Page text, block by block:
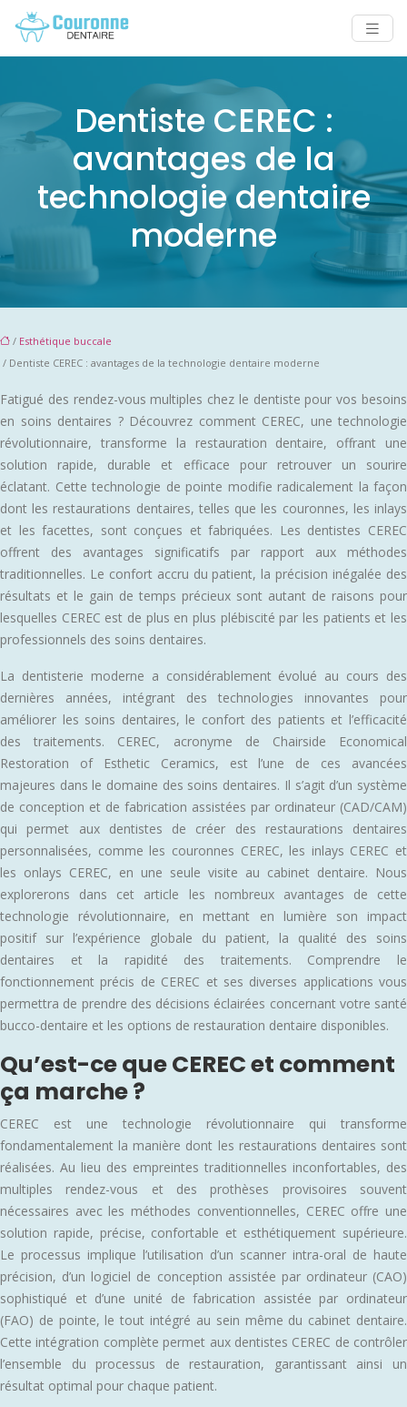
Dentiste CEREC :
avantages de la
technologie dentaire
moderne
/ Esthétique buccale
/ Dentiste CEREC : avantages de la technologie dentaire moderne
Fatigué des rendez-vous multiples chez le dentiste pour vos besoins
en soins dentaires ? Découvrez comment CEREC, une technologie
révolutionnaire, transforme la restauration dentaire, offrant une
solution rapide, durable et efficace pour retrouver un sourire
éclatant. Cette technologie de pointe modifie radicalement la façon
dont les restaurations dentaires, telles que les couronnes, les inlays
et les facettes, sont conçues et fabriquées. Les dentistes CEREC
offrent des avantages significatifs par rapport aux méthodes
traditionnelles. Le confort accru du patient, la précision inégalée des
résultats et le gain de temps précieux sont autant de raisons pour
lesquelles CEREC est de plus en plus plébiscité par les patients et les
professionnels des soins dentaires.
La dentisterie moderne a considérablement évolué au cours des
dernières années, intégrant des technologies innovantes pour
améliorer les soins dentaires, le confort des patients et l’efficacité
des traitements. CEREC, acronyme de Chairside Economical
Restoration of Esthetic Ceramics, est l’une de ces avancées
majeures dans le domaine des soins dentaires. Il s’agit d’un système
de conception et de fabrication assistées par ordinateur (CAD/CAM)
qui permet aux dentistes de créer des restaurations dentaires
personnalisées, comme les couronnes CEREC, les inlays CEREC et
les onlays CEREC, en une seule visite au cabinet dentaire. Nous
explorerons dans cet article les nombreux avantages de cette
technologie révolutionnaire, en mettant en lumière son impact
positif sur l’expérience globale du patient, la qualité des soins
dentaires et la rapidité des traitements. Comprendre le
fonctionnement précis de CEREC et ses diverses applications vous
permettra de prendre des décisions éclairées concernant votre santé
bucco-dentaire et les options de restauration dentaire disponibles.
Qu’est-ce que CEREC et comment
ça marche ?
CEREC est une technologie révolutionnaire qui transforme
fondamentalement la manière dont les restaurations dentaires sont
réalisées. Au lieu des empreintes traditionnelles inconfortables, des
multiples rendez-vous et des prothèses provisoires souvent
nécessaires avec les méthodes conventionnelles, CEREC offre une
solution rapide, précise, confortable et esthétiquement supérieure.
Le processus implique l’utilisation d’un scanner intra-oral de haute
précision, d’un logiciel de conception assistée par ordinateur (CAO)
sophistiqué et d’une unité de fabrication assistée par ordinateur
(FAO) de pointe, le tout intégré au sein même du cabinet dentaire.
Cette intégration complète permet aux dentistes CEREC de contrôler
l’ensemble du processus de restauration, garantissant ainsi un
résultat optimal pour chaque patient.